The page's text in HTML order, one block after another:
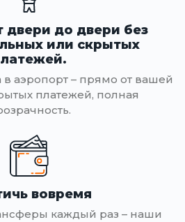
двери до двери без
или скрытых
аэропорт – прямо от вашей
платежей, полная
вовремя
каждый раз – наши